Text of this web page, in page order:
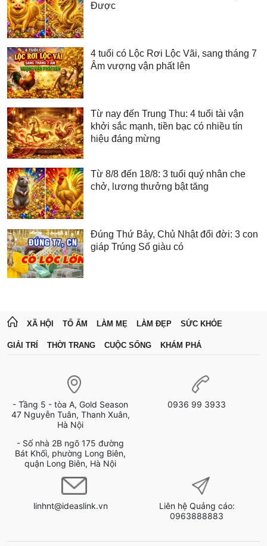
Được
4 tuổi có Lộc Rơi Lộc Vãi, sang tháng 7
Âm vượng vận phất lên
Từ nay đến Trung Thu: 4 tuổi tài vận
khởi sắc mạnh, tiền bạc có nhiều tín
hiệu đáng mừng
Từ 8/8 đến 18/8: 3 tuổi quý nhân che
chở, lương thưởng bật tăng
Đúng Thứ Bảy, Chủ Nhật đổi đời: 3 con
giáp Trúng Số giàu có
XÃ HỘI TỔ ẤM LÀM MẸ LÀM ĐẸP SỨC KHỎE
GIẢI TRÍ THỜI TRANG CUỘC SỐNG KHÁM PHÁ
- Tầng 5 - tòa A, Gold Season
47 Nguyễn Tuân, Thanh Xuân,
Hà Nội
- Số nhà 2B ngõ 175 đường
Bát Khối, phường Long Biên,
quận Long Biên, Hà Nội
0936 99 3933
linhnt@ideaslink.vn
Liên hệ Quảng cáo:
0963888883